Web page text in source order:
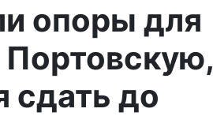
опоры для
Портовскую,
сдать до